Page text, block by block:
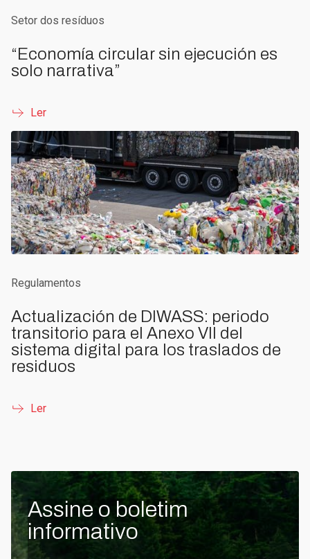
Setor dos resíduos
“Economía circular sin ejecución es
solo narrativa”
Ler
Regulamentos
Actualización de DIWASS: periodo
transitorio para el Anexo VII del
sistema digital para los traslados de
residuos
Ler
Assine o boletim
informativo